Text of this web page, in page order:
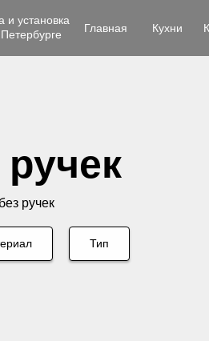
и установка
Главная
Кухни
ручек
Тип